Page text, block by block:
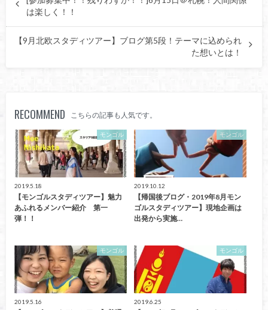
は楽しく！！
【9月北欧スタディツアー】ブログ第5段！テーマに込められ
た想いとは！
RECOMMEND こちらの記事も人気です。
モンゴル
2019.5.18
【モンゴルスタディツアー】魅力
あふれるメンバー紹介 第一
弾！！
モンゴル
2019.10.12
【帰国後ブログ・2019年8月モン
ゴルスタディツアー】現地企画は
出発から実施…
モンゴル
2019.5.16
モンゴル
2019.6.25